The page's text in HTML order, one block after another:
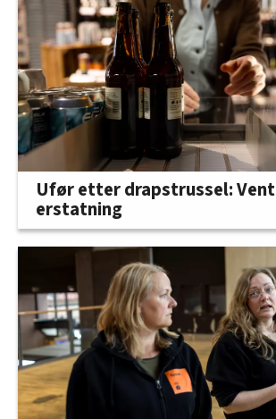
Ufør etter drapstrussel:
erstatning